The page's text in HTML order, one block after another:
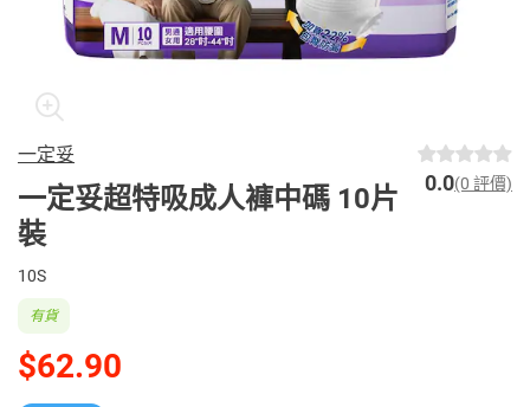
一定妥
一定妥超特吸成人褲中碼 10片
裝
0.0(0 評價)
10S
$62.90
有貨